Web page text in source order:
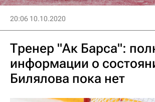
20:06 10.10.2020
Тренер "Ак Барса":
информации о
Билялова пока нет